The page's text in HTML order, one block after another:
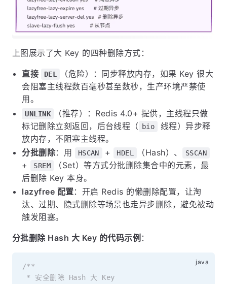
上图展示了大 Key 的四种删除方式：
直接 DEL
（危险）：同步释放内存，如果 Key 很大
会阻塞主线程数百毫秒甚至数秒，生产环境严禁使
用。
UNLINK
（推荐）：Redis 4.0+ 提供，主线程只做
标记删除立刻返回，后台线程（ bio
线程）异步释
放内存，不阻塞主线程。
分批删除：用 HSCAN + HDEL （Hash）、 SSCAN
+ SREM
（Set）等方式分批删除集合中的元素，最
后删除 Key 本身。
lazyfree 配置：开启 Redis 的懒删除配置，让淘
汰、过期、隐式删除等场景也走异步删除，避免被动
触发阻塞。
分批删除 Hash 大 Key 的代码示例 ：
/**
* 安全删除 Hash 大 Key